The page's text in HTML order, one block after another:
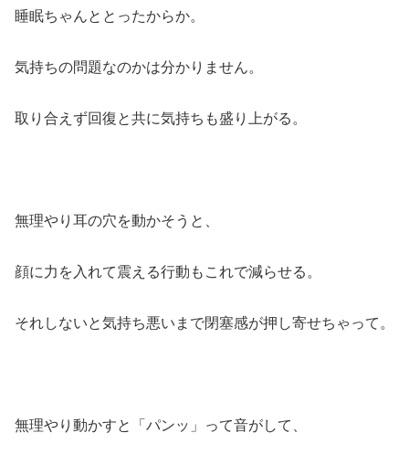
睡眠ちゃんととったからか。
気持ちの問題なのかは分かりません。
取り合えず回復と共に気持ちも盛り上がる。
無理やり耳の穴を動かそうと、
顔に力を入れて震える行動もこれで減らせる。
それしないと気持ち悪いまで閉塞感が押し寄せちゃって。
無理やり動かすと「パンッ」って音がして、